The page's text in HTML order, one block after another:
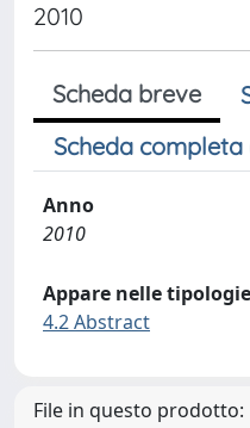
2010
Scheda breve
Scheda completa
Anno
2010
Appare nelle
4.2 Abstract
File in questo prodotto: